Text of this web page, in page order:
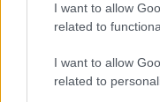
I want to allow
related to
I want to allow
related to